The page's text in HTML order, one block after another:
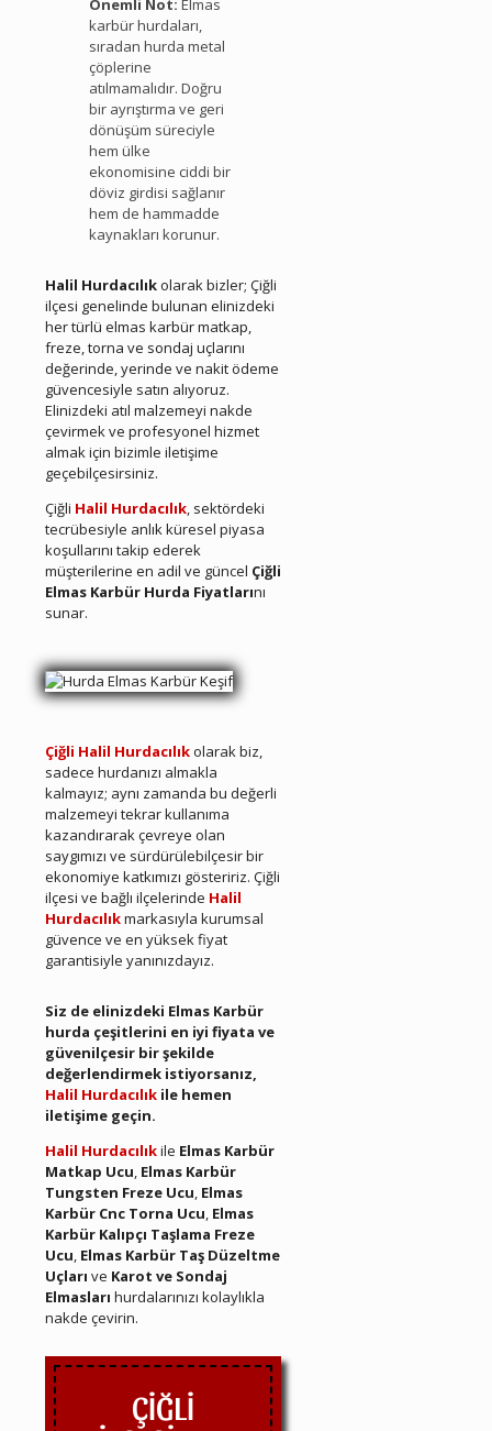
Önemli Not: Elmas
karbür hurdaları,
sıradan hurda metal
çöplerine
atılmamalıdır. Doğru
bir ayrıştırma ve geri
dönüşüm süreciyle
hem ülke
ekonomisine ciddi bir
döviz girdisi sağlanır
hem de hammadde
kaynakları korunur.
Halil Hurdacılıkolarak bizler; Çiğli
ilçesi genelinde bulunan elinizdeki
her türlü elmas karbür matkap,
freze, torna ve sondaj uçlarını
değerinde, yerinde ve nakit ödeme
güvencesiyle satın alıyoruz.
Elinizdeki atıl malzemeyi nakde
çevirmek ve profesyonel hizmet
almak için bizimle iletişime
geçebilçesirsiniz.
Çiğli Halil Hurdacılık, sektördeki
tecrübesiyle anlık küresel piyasa
koşullarını takip ederek
müşterilerine en adil ve güncel Çiğli
Elmas Karbür Hurda Fiyatlarını
sunar.
Çiğli Halil Hurdacılıkolarak biz,
sadece hurdanızı almakla
kalmayız; aynı zamanda bu değerli
malzemeyi tekrar kullanıma
kazandırarak çevreye olan
saygımızı ve sürdürülebilçesir bir
ekonomiye katkımızı gösteririz. Çiğli
ilçesi ve bağlı ilçelerinde Halil
Hurdacılıkmarkasıyla kurumsal
güvence ve en yüksek fiyat
garantisiyle yanınızdayız.
Siz de elinizdeki Elmas Karbür
hurda çeşitlerini en iyi fiyata ve
güvenilçesir bir şekilde
değerlendirmek istiyorsanız,
Halil Hurdacılık ile hemen
iletişime geçin.
Halil Hurdacılıkile Elmas Karbür
Matkap Ucu, Elmas Karbür
Tungsten Freze Ucu, Elmas
Karbür Cnc Torna Ucu, Elmas
Karbür Kalıpçı Taşlama Freze
Ucu, Elmas Karbür Taş Düzeltme
Uçları ve Karot ve Sondaj
Elmasları hurdalarınızı kolaylıkla
nakde çevirin.
ÇİĞLİ